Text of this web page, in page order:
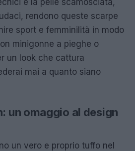
rendono queste scarpe
sport e femminilità in modo
minigonne a pieghe o
un look che cattura
mai a quanto siano
un omaggio al design
un vero e proprio tuffo nel